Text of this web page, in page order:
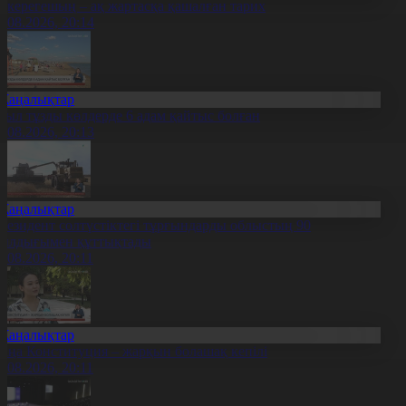
– ақ жартасқа қашалған тарих
20:14
тұзды көлдерде 6 адам қайтыс болған
20:13
солтүстіктегі тұрғындарды облыстың 90
құттықтады
20:11
Конституция – жарқын болашақ кепілі
20:11